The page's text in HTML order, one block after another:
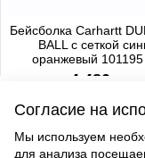
Бейсболка Carhartt
BALL с сеткой
оранжевый
4 480 р.
Согласие на
Мы используем
для анализа